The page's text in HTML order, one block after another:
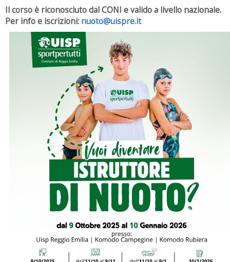
Il corso è riconosciuto dal CONI e valido a livello nazionale.
Per info e iscrizioni: nuoto@uispre.it